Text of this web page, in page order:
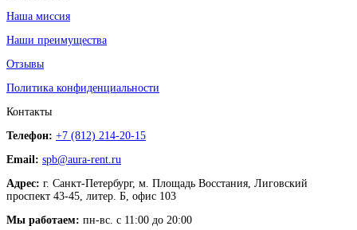
Наша миссия
Наши преимущества
Отзывы
Политика конфиденциальности
Контакты
Телефон: +7 (812) 214-20-15
Email: spb@aura-rent.ru
Адрес: г. Санкт-Петербург, м. Площадь Восстания, Лиговский
проспект 43-45, литер. Б, офис 103
Мы работаем: пн-вс. с 11:00 до 20:00